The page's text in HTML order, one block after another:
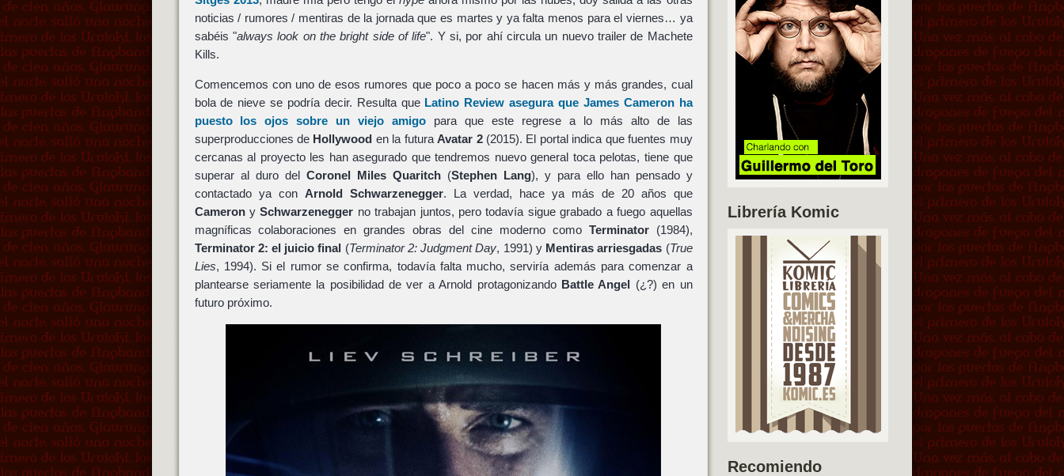
noticias / rumores / mentiras de la jornada que es martes y ya falta menos para el viernes… ya
sabéis "always look on the bright side of life". Y si, por ahí circula un nuevo trailer de Machete
Kills.
Comencemos con uno de esos rumores que poco a poco se hacen más y más grandes, cual
bola de nieve se podría decir. Resulta que Latino Review asegura que James Cameron ha
puesto los ojos sobre un viejo amigo para que este regrese a lo más alto de las
superproducciones de Hollywood en la futuraAvatar 2(2015). El portal indica que fuentes muy
cercanas al proyecto les han asegurado que tendremos nuevo general toca pelotas, tiene que
superar al duro del Coronel Miles Quaritch(Stephen Lang), y para ello han pensado y
contactado ya con Arnold Schwarzenegger. La verdad, hace ya más de 20 años que
CameronySchwarzenegger no trabajan juntos, pero todavía sigue grabado a fuego aquellas
magníficas colaboraciones en grandes obras del cine moderno como Terminator(1984),
Terminator 2: el juicio final (Terminator 2: Judgment Day, 1991) y Mentiras arriesgadas (True
Lies, 1994). Si el rumor se confirma, todavía falta mucho, serviría además para comenzar a
plantearse seriamente la posibilidad de ver a Arnold protagonizando Battle Angel (¿?) en un
futuro próximo.
Librería Komic
Recomiendo